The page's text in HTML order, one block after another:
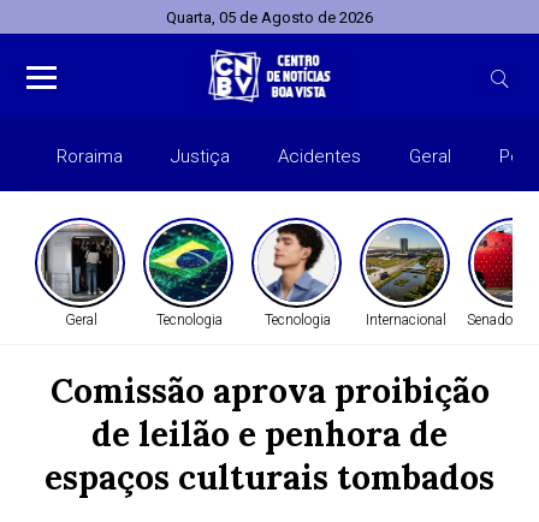
Quarta, 05 de Agosto de 2026
Roraima Justiça Acidentes Geral
Geral Tecnologia Tecnologia Internacional Senado
Comissão aprova proibição
de leilão e penhora de
espaços culturais tombados